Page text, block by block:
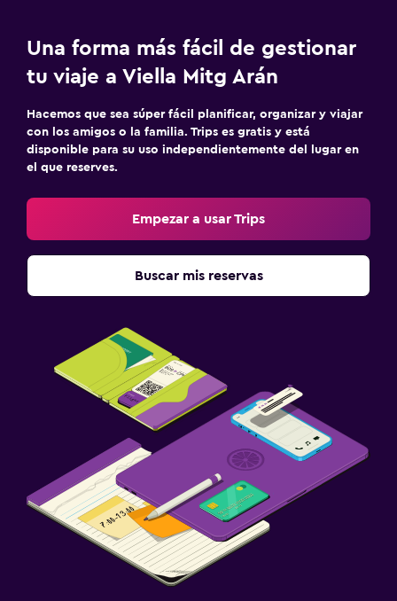
Una forma más fácil de gestionar
tu viaje a Viella Mitg Arán
Hacemos que sea súper fácil planificar, organizar y viajar
con los amigos o la familia. Trips es gratis y está
disponible para su uso independientemente del lugar en
el que reserves.
Empezar a usar Trips
Buscar mis reservas